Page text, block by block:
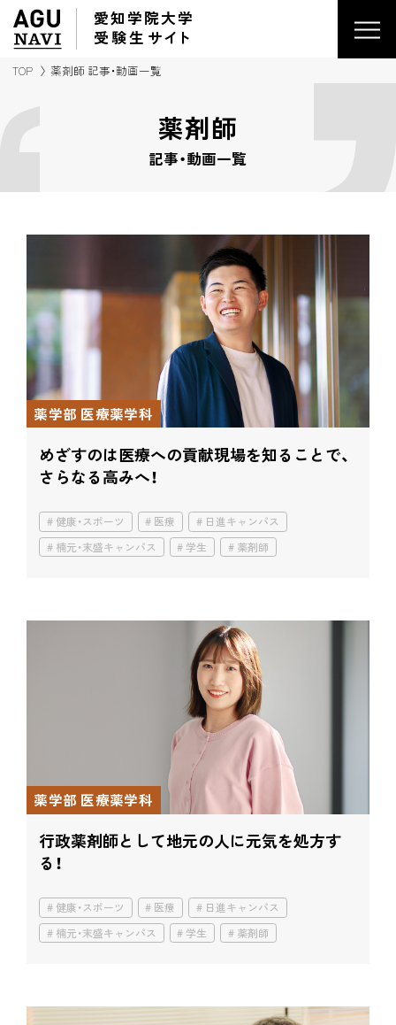
愛知学院大学
受験生 サイ ト
TOP 薬剤師 記事・動画一覧
薬剤師
記事・動画一覧
薬学部 医療薬学科
めざすのは医療への貢献現場を知ることで、
さらなる高みへ！
健康・スポーツ 医療
日進キャンパス
楠元・末盛キャンパス
学生 薬剤師
薬学部 医療薬学科
行政薬剤師として地元の人に元気を処方す
る！
健康・スポーツ 医療
日進キャンパス
楠元・末盛キャンパス
学生 薬剤師